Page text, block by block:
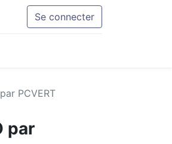
Se connecter
PCVERT
par